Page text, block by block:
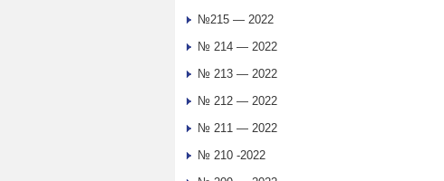
№215 — 2022
№ 214 — 2022
№ 213 — 2022
№ 212 — 2022
№ 211 — 2022
№ 210 -2022